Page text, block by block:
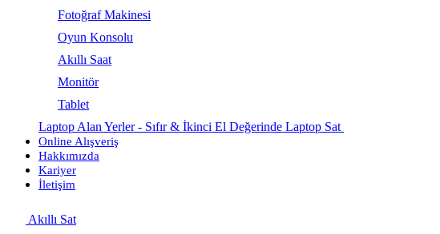
Fotoğraf Makinesi
Oyun Konsolu
Akıllı Saat
Monitör
Tablet
Laptop Alan Yerler - Sıfır & İkinci El Değerinde Laptop Sat
Online Alışveriş
Hakkımızda
Kariyer
İletişim
Akıllı Sat